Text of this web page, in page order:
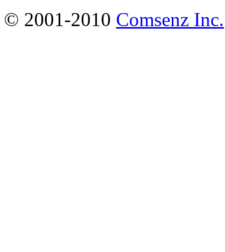
© 2001-2010 Comsenz Inc.